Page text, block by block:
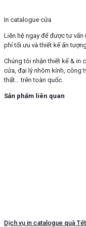
In catalogue cửa
Liên hệ ngay để được tư
phí tối ưu và thiết kế ấn
Chúng tôi nhận thiết kế & in
cửa, đại lý nhôm kính, công
thất… trên toàn quốc.
Sản phẩm liên quan
Dịch vụ in catalogue quà